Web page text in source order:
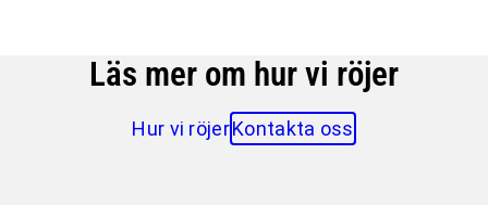
Läs mer om hur vi röjer
Hur vi röjerKontakta oss